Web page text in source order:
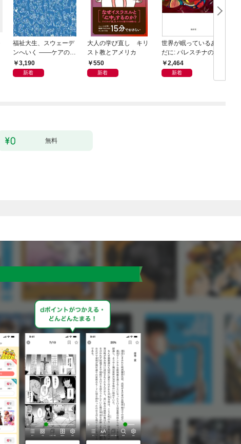
福祉大生、スウェーデ
ンへいく ――ケアのそ
の先へ――15人が見た
民主主義の景色――
3,190
新着
大人の学び直し キリ
スト教とアメリカ
550
新着
世界が眠っているあい
だに: パレスチナの物
語、言葉、傷
2,464
新着
無料